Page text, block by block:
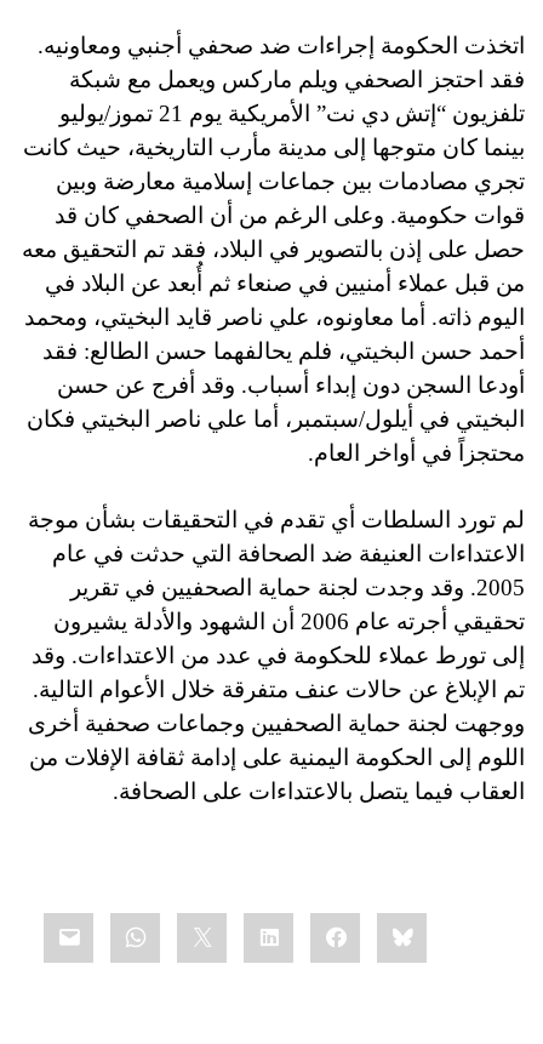
اتخذت الحكومة إجراءات ضد صحفي أجنبي ومعاونيه.
فقد احتجز الصحفي ويلم ماركس ويعمل مع شبكة
تلفزيون “إتش دي نت” الأمريكية يوم 21 تموز/يوليو
بينما كان متوجها إلى مدينة مأرب التاريخية، حيث كانت
تجري مصادمات بين جماعات إسلامية معارضة وبين
قوات حكومية. وعلى الرغم من أن الصحفي كان قد
حصل على إذن بالتصوير في البلاد، فقد تم التحقيق معه
من قبل عملاء أمنيين في صنعاء ثم أُبعد عن البلاد في
اليوم ذاته. أما معاونوه، علي ناصر قايد البخيتي، ومحمد
أحمد حسن البخيتي، فلم يحالفهما حسن الطالع: فقد
أودعا السجن دون إبداء أسباب. وقد أفرج عن حسن
البخيتي في أيلول/سبتمبر، أما علي ناصر البخيتي فكان
محتجزاً في أواخر العام.
لم تورد السلطات أي تقدم في التحقيقات بشأن موجة
الاعتداءات العنيفة ضد الصحافة التي حدثت في عام
2005. وقد وجدت لجنة حماية الصحفيين في تقرير
تحقيقي أجرته عام 2006 أن الشهود والأدلة يشيرون
إلى تورط عملاء للحكومة في عدد من الاعتداءات. وقد
تم الإبلاغ عن حالات عنف متفرقة خلال الأعوام التالية.
ووجهت لجنة حماية الصحفيين وجماعات صحفية أخرى
اللوم إلى الحكومة اليمنية على إدامة ثقافة الإفلات من
العقاب فيما يتصل بالاعتداءات على الصحافة.
Bluesky
Facebook
LinkedIn